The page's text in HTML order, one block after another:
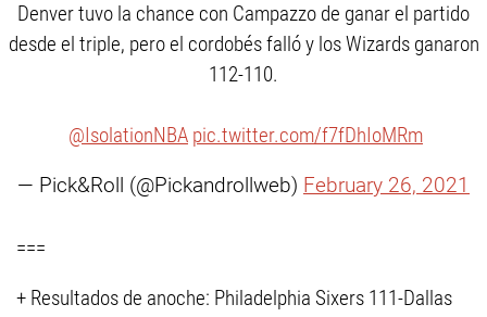
Denver tuvo la chance con Campazzo de ganar el partido
desde el triple, pero el cordobés falló y los Wizards ganaron
112-110.
@IsolationNBA pic.twitter.com/f7fDhIoMRm
— Pick&Roll (@Pickandrollweb) February 26, 2021
===
+ Resultados de anoche: Philadelphia Sixers 111-Dallas